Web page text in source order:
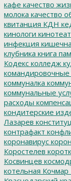
кафе качество
молока качество
квитанция КДН
кинологи
инфекция
клубника книга
Кодекс колледж
командировочные
коммуналка
коммунальные
расходы
кондитерские
Лазарев
контрафакт
коронавирус
Коростелев
Косвинцев
котельная Кочмар